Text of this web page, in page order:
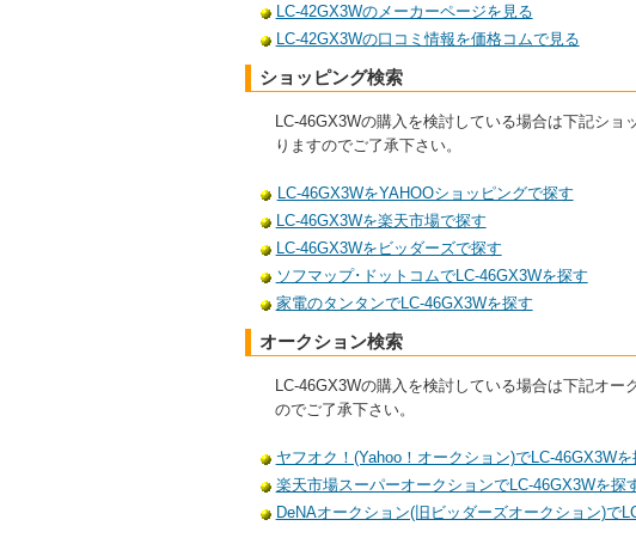
LC-42GX3Wのメーカーページを見る
LC-42GX3Wの口コミ情報を価格コムで見る
ショッピング検索
LC-46GX3Wの購入を検討している場合は下記シ
りますのでご了承下さい。
LC-46GX3WをYAHOOショッピングで探す
LC-46GX3Wを楽天市場で探す
LC-46GX3Wをビッダーズで探す
ソフマップ･ドットコムでLC-46GX3Wを探す
家電のタンタンでLC-46GX3Wを探す
オークション検索
LC-46GX3Wの購入を検討している場合は下記オ
のでご了承下さい。
ヤフオク！(Yahoo！オークション)でLC-46GX3Wを
楽天市場スーパーオークションでLC-46GX3Wを探
DeNAオークション(旧ビッダーズオークション)で